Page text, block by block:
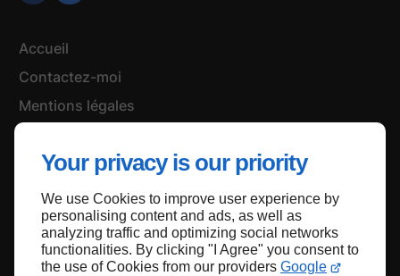
Your privacy is our priority
We use Cookies to improve user experience by
personalising content and ads, as well as
analyzing traffic and optimizing social networks
functionalities. By clicking "I Agree" you consent to
the use of Cookies from our providers Google
Accueil
Contactez-moi
Mentions légales
Haut de page